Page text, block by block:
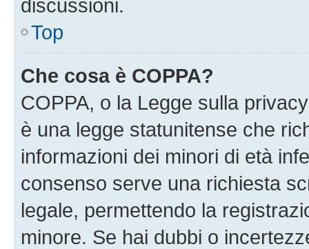
discussioni.
Top
Che cosa è COPPA?
COPPA, o la Legge sulla
è una legge statunitense che
informazioni dei minori di età
consenso serve una richiesta
legale, permettendo la
minore. Se hai dubbi o